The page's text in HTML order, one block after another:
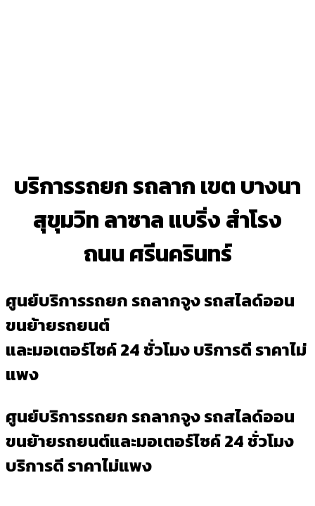
บริการรถยก รถลาก เขต บางนา
สุขุมวิท ลาซาล แบริ่ง สำโรง
ถนน ศรีนครินทร์
ศูนย์บริการรถยก รถลากจูง รถสไลด์ออน
ขนย้ายรถยนต์
และมอเตอร์ไซค์ 24 ชั่วโมง บริการดี ราคาไม่
แพง
ศูนย์บริการรถยก รถลากจูง รถสไลด์ออน
ขนย้ายรถยนต์และมอเตอร์ไซค์ 24 ชั่วโมง
บริการดี ราคาไม่แพง